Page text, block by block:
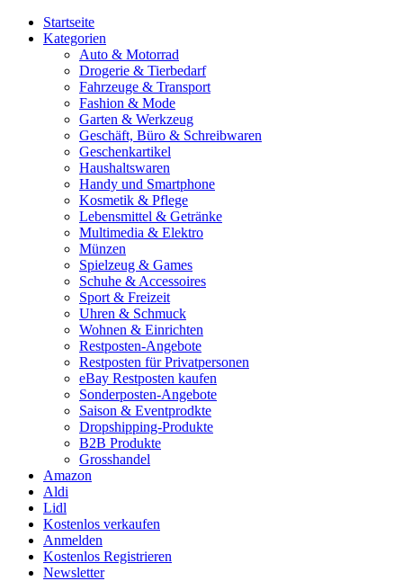
Startseite
Kategorien
Auto & Motorrad
Drogerie & Tierbedarf
Fahrzeuge & Transport
Fashion & Mode
Garten & Werkzeug
Geschäft, Büro & Schreibwaren
Geschenkartikel
Haushaltswaren
Handy und Smartphone
Kosmetik & Pflege
Lebensmittel & Getränke
Multimedia & Elektro
Münzen
Spielzeug & Games
Schuhe & Accessoires
Sport & Freizeit
Uhren & Schmuck
Wohnen & Einrichten
Restposten-Angebote
Restposten für Privatpersonen
eBay Restposten kaufen
Sonderposten-Angebote
Saison & Eventprodkte
Dropshipping-Produkte
B2B Produkte
Grosshandel
Amazon
Aldi
Lidl
Kostenlos verkaufen
Anmelden
Kostenlos Registrieren
Newsletter